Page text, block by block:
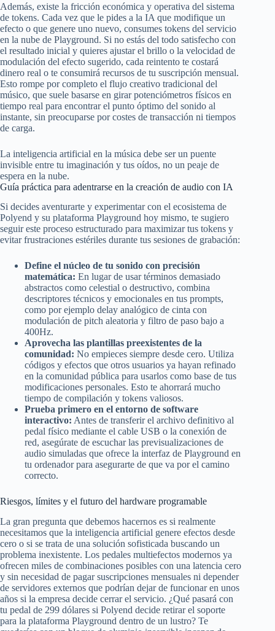
Además, existe la fricción económica y operativa del sistema
de tokens. Cada vez que le pides a la IA que modifique un
efecto o que genere uno nuevo, consumes tokens del servicio
en la nube de Playground. Si no estás del todo satisfecho con
el resultado inicial y quieres ajustar el brillo o la velocidad de
modulación del efecto sugerido, cada reintento te costará
dinero real o te consumirá recursos de tu suscripción mensual.
Esto rompe por completo el flujo creativo tradicional del
músico, que suele basarse en girar potenciómetros físicos en
tiempo real para encontrar el punto óptimo del sonido al
instante, sin preocuparse por costes de transacción ni tiempos
de carga.
La inteligencia artificial en la música debe ser un puente
invisible entre tu imaginación y tus oídos, no un peaje de
espera en la nube.
Guía práctica para adentrarse en la creación de audio con IA
Si decides aventurarte y experimentar con el ecosistema de
Polyend y su plataforma Playground hoy mismo, te sugiero
seguir este proceso estructurado para maximizar tus tokens y
evitar frustraciones estériles durante tus sesiones de grabación:
Define el núcleo de tu sonido con precisión
matemática: En lugar de usar términos demasiado
abstractos como celestial o destructivo, combina
descriptores técnicos y emocionales en tus prompts,
como por ejemplo delay analógico de cinta con
modulación de pitch aleatoria y filtro de paso bajo a
400Hz.
Aprovecha las plantillas preexistentes de la
comunidad: No empieces siempre desde cero. Utiliza
códigos y efectos que otros usuarios ya hayan refinado
en la comunidad pública para usarlos como base de tus
modificaciones personales. Esto te ahorrará mucho
tiempo de compilación y tokens valiosos.
Prueba primero en el entorno de software
interactivo: Antes de transferir el archivo definitivo al
pedal físico mediante el cable USB o la conexión de
red, asegúrate de escuchar las previsualizaciones de
audio simuladas que ofrece la interfaz de Playground en
tu ordenador para asegurarte de que va por el camino
correcto.
Riesgos, límites y el futuro del hardware programable
La gran pregunta que debemos hacernos es si realmente
necesitamos que la inteligencia artificial genere efectos desde
cero o si se trata de una solución sofisticada buscando un
problema inexistente. Los pedales multiefectos modernos ya
ofrecen miles de combinaciones posibles con una latencia cero
y sin necesidad de pagar suscripciones mensuales ni depender
de servidores externos que podrían dejar de funcionar en unos
años si la empresa decide cerrar el servicio. ¿Qué pasará con
tu pedal de 299 dólares si Polyend decide retirar el soporte
para la plataforma Playground dentro de un lustro? Te